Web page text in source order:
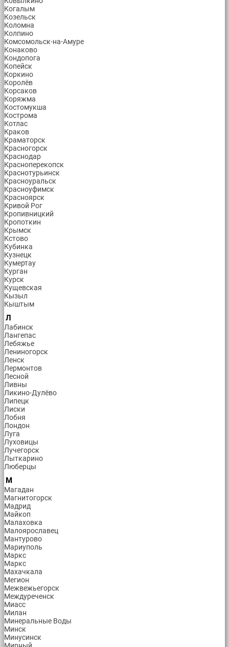
Когалым
Козельск
Коломна
Колпино
Комсомольск-на-Амуре
Конаково
Кондопога
Копейск
Коркино
Королёв
Корсаков
Коряжма
Костомукша
Кострома
Котлас
Краков
Краматорск
Красногорск
Краснодар
Красноперекопск
Краснотурьинск
Красноуральск
Красноуфимск
Красноярск
Кривой Рог
Кропивницкий
Кропоткин
Крымск
Кстово
Кубинка
Кузнецк
Кумертау
Курган
Курск
Кущевская
Кызыл
Кыштым
Л
Лабинск
Лангепас
Лебяжье
Лениногорск
Ленск
Лермонтов
Лесной
Ливны
Ликино-Дулёво
Липецк
Лиски
Лобня
Лондон
Луга
Луховицы
Лучегорск
Лыткарино
Люберцы
М
Магадан
Магнитогорск
Мадрид
Майкоп
Малаховка
Малоярославец
Мантурово
Мариуполь
Маркс
Маркс
Махачкала
Мегион
Межвежьегорск
Междуреченск
Миасс
Милан
Минеральные Воды
Минск
Минусинск